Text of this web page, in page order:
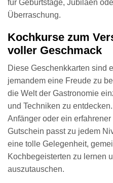
für Geburtstage, Jubiläen
Überraschung.
Kochkurse zum
voller Geschmack
Diese Geschenkkarten sind
jemandem eine Freude zu
die Welt der Gastronomie
und Techniken zu
Anfänger oder ein
Gutschein passt zu jedem
eine tolle Gelegenheit,
Kochbegeisterten zu lernen
auszutauschen.